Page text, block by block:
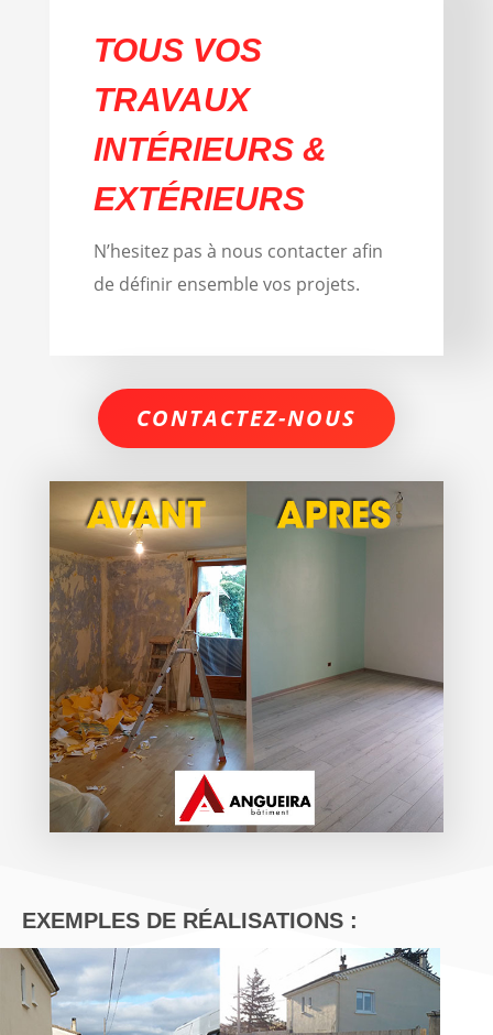
TOUS VOS
TRAVAUX
INTÉRIEURS &
EXTÉRIEURS
N’hesitez pas à nous contacter afin
de définir ensemble vos projets.
CONTACTEZ-NOUS
EXEMPLES DE RÉALISATIONS :